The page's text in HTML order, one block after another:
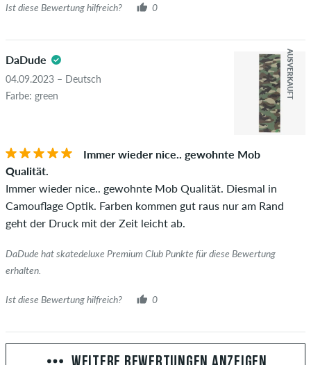
Ist diese Bewertung hilfreich? 0
DaDude
04.09.2023 – Deutsch
Farbe: green
AUSVERKAUFT
Immer wieder nice.. gewohnte Mob
Qualität.
Immer wieder nice.. gewohnte Mob Qualität. Diesmal in
Camouflage Optik. Farben kommen gut raus nur am Rand
geht der Druck mit der Zeit leicht ab.
DaDude hat skatedeluxe Premium Club Punkte für diese Bewertung
erhalten.
Ist diese Bewertung hilfreich? 0